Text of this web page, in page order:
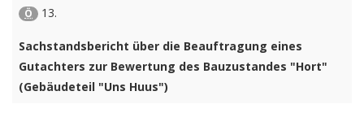
Ö 13.
Sachstandsbericht über die Beauftragung eines
Gutachters zur Bewertung des Bauzustandes "Hort"
(Gebäudeteil "Uns Huus")